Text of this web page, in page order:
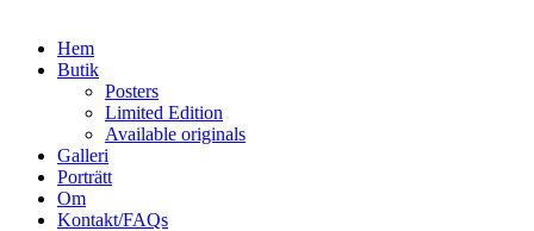
Hem
Butik
Posters
Limited Edition
Available originals
Galleri
Porträtt
Om
Kontakt/FAQs